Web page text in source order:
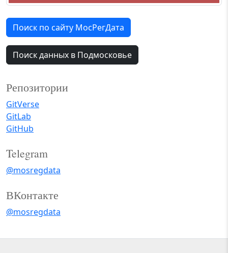
Поиск по сайту МосРегДата
Поиск данных в Подмосковье
Репозитории
GitVerse
GitLab
GitHub
Telegram
@mosregdata
ВКонтакте
@mosregdata